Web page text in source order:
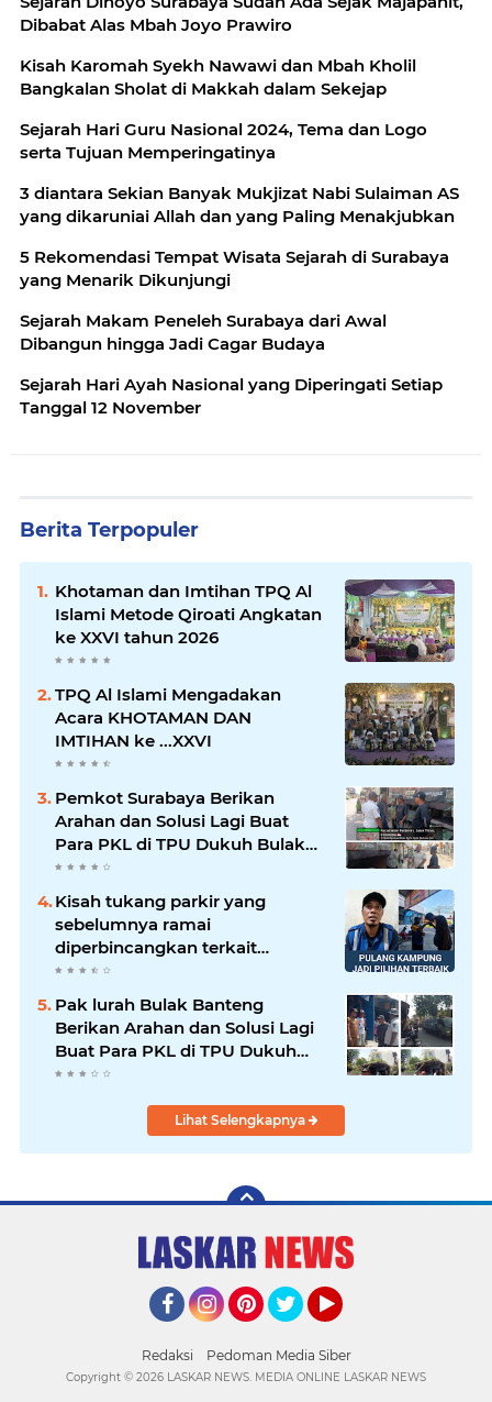
Dibabat Alas Mbah Joyo Prawiro
Kisah Karomah Syekh Nawawi dan Mbah Kholil
Bangkalan Sholat di Makkah dalam Sekejap
Sejarah Hari Guru Nasional 2024, Tema dan Logo
serta Tujuan Memperingatinya
3 diantara Sekian Banyak Mukjizat Nabi Sulaiman AS
yang dikaruniai Allah dan yang Paling Menakjubkan
5 Rekomendasi Tempat Wisata Sejarah di Surabaya
yang Menarik Dikunjungi
Sejarah Makam Peneleh Surabaya dari Awal
Dibangun hingga Jadi Cagar Budaya
Sejarah Hari Ayah Nasional yang Diperingati Setiap
Tanggal 12 November
Berita Terpopuler
Khotaman dan Imtihan TPQ Al
Islami Metode Qiroati Angkatan
ke XXVI tahun 2026
TPQ Al Islami Mengadakan
Acara KHOTAMAN DAN
IMTIHAN ke ...XXVI
Pemkot Surabaya Berikan
Arahan dan Solusi Lagi Buat
Para PKL di TPU Dukuh Bulak
Banteng Surabaya
Kisah tukang parkir yang
sebelumnya ramai
diperbincangkan terkait
persoalan parkir gratis di
sebuah minimarket di Bekasi
kini memasuki babak baru.
Pak lurah Bulak Banteng
Berikan Arahan dan Solusi Lagi
Buat Para PKL di TPU Dukuh
Bulak Banteng Surabaya
Lihat Selengkapnya
Redaksi Pedoman Media Siber
Copyright © 2026 LASKAR NEWS. MEDIA ONLINE LASKAR NEWS